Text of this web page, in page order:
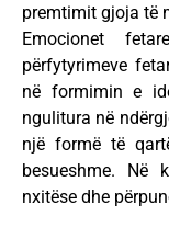
premtimit gjoja të
Emocionet
përfytyrimeve
në formimin e
ngulitura në
një formë të
besueshme. Në
nxitëse dhe